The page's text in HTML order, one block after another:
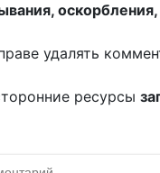
удалять
ресурсы